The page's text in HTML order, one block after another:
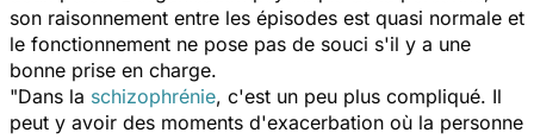
son raisonnement entre les épisodes est quasi normale et
le fonctionnement ne pose pas de souci s'il y a une
bonne prise en charge.
"Dans la schizophrénie, c'est un peu plus compliqué. Il
peut y avoir des moments d'exacerbation où la personne